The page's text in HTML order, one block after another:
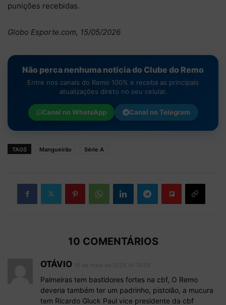
punições recebidas.
Globo Esporte.com, 15/05/2026
Não perca nenhuma notícia do Clube do Remo
Entre nos canais do Remo 100% e receba as principais
atualizações direto no seu celular.
Canal noWhatsApp Canal noTelegram
TAGS Mangueirão Série A
10 COMENTÁRIOS
OTÁVIO
Palmeiras tem bastidores fortes na cbf, O Remo
deveria também ter um padrinho, pistolão, a mucura
tem Ricardo Gluck Paul vice presidente da cbf